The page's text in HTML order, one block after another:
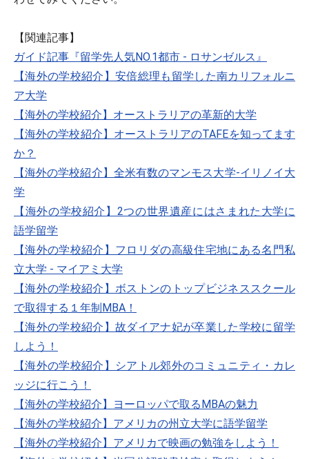
【関連記事】
ガイド記事『留学先人気NO.1都市 - ロサンゼルス』
【海外の学校紹介】安倍総理も留学した南カリフォルニ
ア大学
【海外の学校紹介】オーストラリアの革新的大学
【海外の学校紹介】オーストラリアのTAFEを知ってます
か？
【海外の学校紹介】全米有数のマンモス大学-イリノイ大
学
【海外の学校紹介】2つの世界遺産にはさまれた大学に
語学留学
【海外の学校紹介】フロリダの高級住宅地にある名門私
立大学 - マイアミ大学
【海外の学校紹介】ボストンのトップビジネススクール
で取得する１年制MBA！
【海外の学校紹介】故ダイアナ妃が卒業した学校に留学
しよう！
【海外の学校紹介】シアトル郊外のコミュニティ・カレ
ッジに行こう！
【海外の学校紹介】ヨーロッパで取るMBAの魅力
【海外の学校紹介】アメリカの州立大学に語学留学
【海外の学校紹介】アメリカで映画の勉強をしよう！